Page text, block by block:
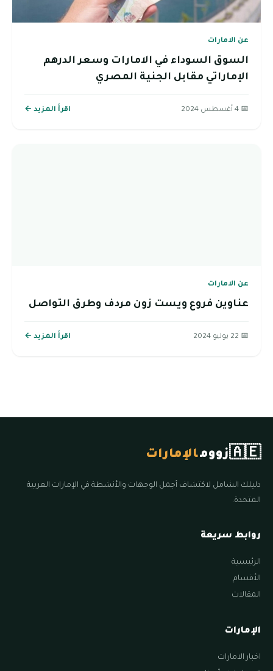
عن الامارات
السوق السوداء في الامارات وسعر الدرهم
الإماراتي مقابل الجنية المصري
📅 4 أغسطس 2024 اقرأ المزيد ←
عن الامارات
عناوين فروع ويست زون مردف وطرق التواصل
📅 22 يوليو 2024 اقرأ المزيد ←
🇦🇪زوومالإمارات
دليلك الشامل لاكتشاف أجمل الوجهات والأنشطة في الإمارات العربية
المتحدة.
روابط سريعة
الرئيسية
الأقسام
المقالات
الإمارات
اخبار الامارات